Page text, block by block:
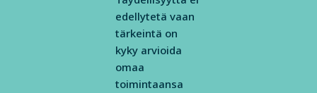
edellytetä vaan
tärkeintä on
kyky arvioida
omaa
toimintaansa